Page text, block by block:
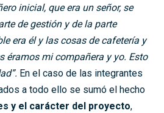
inicial, que era un señor, se
de gestión y de la parte
era él y las cosas de cafetería y
éramos mi compañera y yo. Esto
En el caso de las integrantes
a todo ello se sumó el hecho
y el carácter del proyecto,